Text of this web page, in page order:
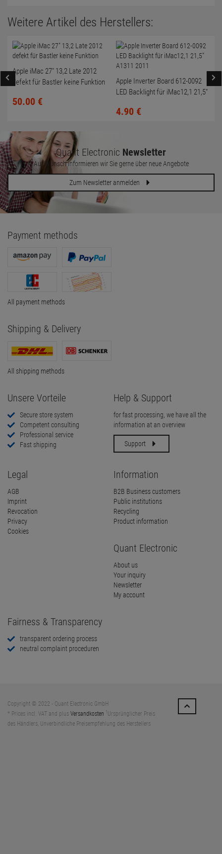
Weitere Artikel des Herstellers:
Apple iMac 27" 13,2 Late 2012
defekt für Bastler keine Funktion
50.00 €
Apple Inverter Board 612-0092
LED Backlight für iMac12,1 21,5"
4.90 €
Quant Electronic Newsletter
Auf Wunsch informieren wir Sie gerne über neue Angebote
Zum Newsletter anmelden
Payment methods
All payment methods
Shipping & Delivery
All shipping methods
Unsere Vorteile
Secure store system
Competent consulting
Professional service
Fast shipping
Help & Support
for fast processing, we have all the
information at an overview
Support
Legal
AGB
Imprint
Revocation
Privacy
Cookies
Information
B2B Business customers
Public institutions
Recycling
Product information
Quant Electronic
About us
Your inquiry
Newsletter
My account
Fairness & Transparency
transparent ordering process
neutral complaint proceduren
Copyright © 2022 - Quant Electronic GmbH
* Prices incl. VAT and plus Versandkosten
Ursprünglicher Preis
des Händlers, Unverbindliche Preisempfehlung des Herstellers